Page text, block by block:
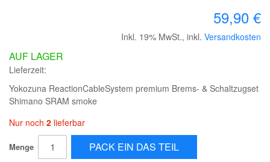
59,90 €
Inkl. 19% MwSt., inkl. Versandkosten
AUF LAGER
Lieferzeit:
Yokozuna ReactionCableSystem premium Brems- & Schaltzugset
Shimano SRAM smoke
Nur noch 2 lieferbar
Menge PACK EIN DAS TEIL